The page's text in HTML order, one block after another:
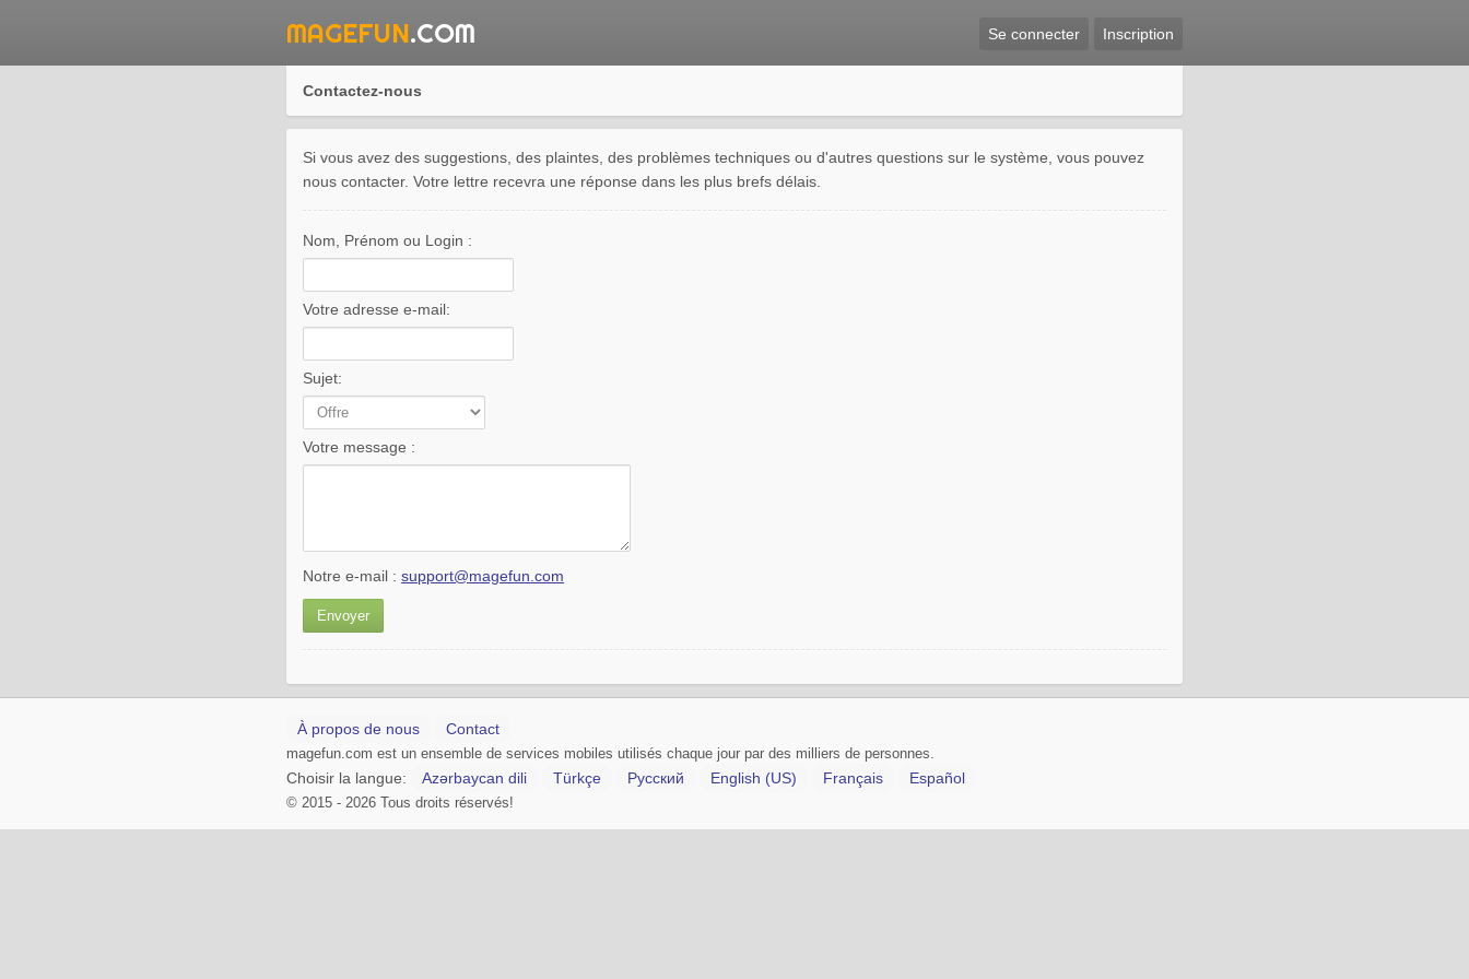
MAGEFUN.COM Se connecter Inscription
Contactez-nous
Si vous avez des suggestions, des plaintes, des problèmes techniques ou d'autres questions sur le système, vous pouvez
nous contacter. Votre lettre recevra une réponse dans les plus brefs délais.
Nom, Prénom ou Login :
Votre adresse e-mail:
Sujet:
Votre message :
Notre e-mail : support@magefun.com
À propos de nous Contact
magefun.com est un ensemble de services mobiles utilisés chaque jour par des milliers de personnes.
Choisir la langue: Azərbaycan dili Türkçe Русский English (US) Français Español
© 2015 - 2026 Tous droits réservés!